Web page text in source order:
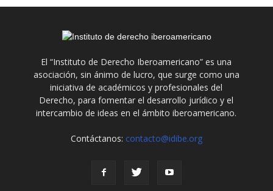
El “Instituto de Derecho Iberoamericano” es una
asociación, sin ánimo de lucro, que surge como una
iniciativa de académicos y profesionales del
Derecho, para fomentar el desarrollo jurídico y el
intercambio de ideas en el ámbito iberoamericano.
Contáctanos: contacto@idibe.org